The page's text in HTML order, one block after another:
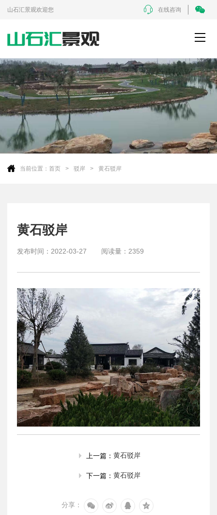
山石汇景观欢迎您 在线咨询
当前位置： 首页 驳岸 黄石驳岸
黄石驳岸
发布时间： 2022-03-27 阅读量： 2359
上一篇： 黄石驳岸
下一篇： 黄石驳岸
分享：